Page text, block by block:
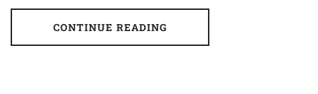
CONTINUE READING